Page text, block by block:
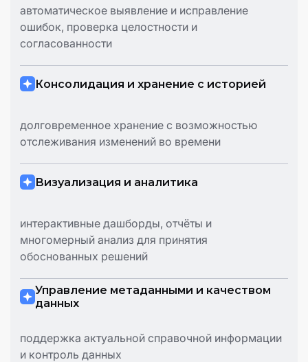
автоматическое выявление и исправление
ошибок, проверка целостности и
согласованности
Консолидация и хранение с историей
долговременное хранение с возможностью
отслеживания изменений во времени
Визуализация и аналитика
интерактивные дашборды, отчёты и
многомерный анализ для принятия
обоснованных решений
Управление метаданными и качеством
данных
поддержка актуальной справочной информации
и контроль данных